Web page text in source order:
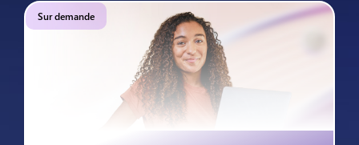
Sur demande